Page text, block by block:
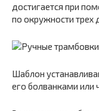
достигается при
по окружности трех
Шаблон
его болванками или